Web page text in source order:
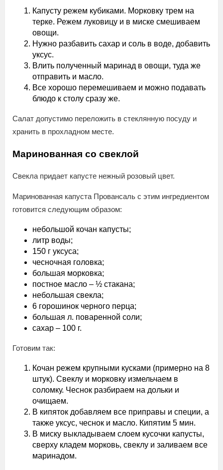
Капусту режем кубиками. Морковку трем на
терке. Режем луковицу и в миске смешиваем
овощи.
Нужно разбавить сахар и соль в воде, добавить
уксус.
Влить полученный маринад в овощи, туда же
отправить и масло.
Все хорошо перемешиваем и можно подавать
блюдо к столу сразу же.
Салат допустимо переложить в стеклянную посуду и
хранить в прохладном месте.
Маринованная со свеклой
Свекла придает капусте нежный розовый цвет.
Маринованная капуста Провансаль с этим ингредиентом
готовится следующим образом:
небольшой кочан капусты;
литр воды;
150 г уксуса;
чесночная головка;
большая морковка;
постное масло – ½ стакана;
небольшая свекла;
6 горошинок черного перца;
большая л. поваренной соли;
сахар – 100 г.
Готовим так:
Кочан режем крупными кусками (примерно на 8
штук). Свеклу и морковку измельчаем в
соломку. Чеснок разбираем на дольки и
очищаем.
В кипяток добавляем все приправы и специи, а
также уксус, чеснок и масло. Кипятим 5 мин.
В миску выкладываем слоем кусочки капусты,
сверху кладем морковь, свеклу и заливаем все
маринадом.